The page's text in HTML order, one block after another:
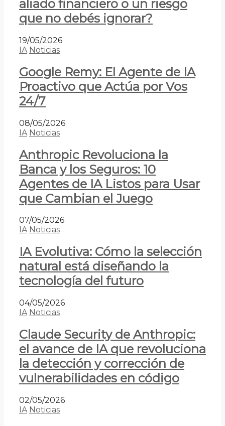
aliado financiero o un riesgo
que no debés ignorar?
19/05/2026
IA Noticias
Google Remy: El Agente de IA
Proactivo que Actúa por Vos
24/7
08/05/2026
IA Noticias
Anthropic Revoluciona la
Banca y los Seguros: 10
Agentes de IA Listos para Usar
que Cambian el Juego
07/05/2026
IA Noticias
IA Evolutiva: Cómo la selección
natural está diseñando la
tecnología del futuro
04/05/2026
IA Noticias
Claude Security de Anthropic:
el avance de IA que revoluciona
la detección y corrección de
vulnerabilidades en código
02/05/2026
IA Noticias